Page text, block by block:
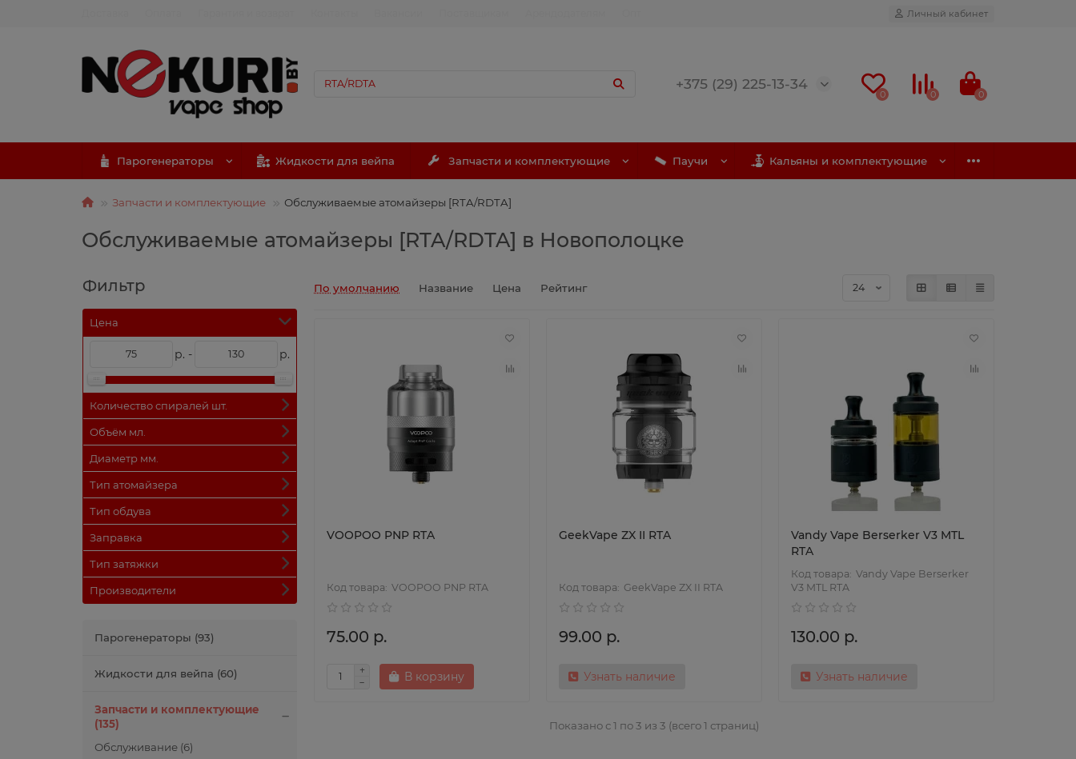
Личный кабинет
+375 (29) 225-13-34
0 0 0
Парогенераторы Жидкости для вейпа Запчасти и комплектующие Паучи Кальяны и комплектующие
Запчасти и комплектующие Обслуживаемые атомайзеры [RTA/RDTA]
Обслуживаемые атомайзеры [RTA/RDTA] в Новополоцке
Фильтр
Цена
р. - р.
Количество спиралей шт.
Объём мл.
Диаметр мм.
Тип атомайзера
Тип обдува
Заправка
Тип затяжки
Производители
Парогенераторы (93)
Жидкости для вейпа (60)
Запчасти и комплектующие
(135)
Обслуживание (6)
По умолчанию Название Цена Рейтинг
VOOPOO PNP RTA
VOOPOO PNP RTA
75.00 р.
В корзину
GeekVape ZX II RTA
GeekVape ZX II RTA
99.00 р.
Узнать наличие
Vandy Vape Berserker V3 MTL
RTA
Vandy Vape Berserker
V3 MTL RTA
130.00 р.
Узнать наличие
Показано с 1 по 3 из 3 (всего 1 страниц)